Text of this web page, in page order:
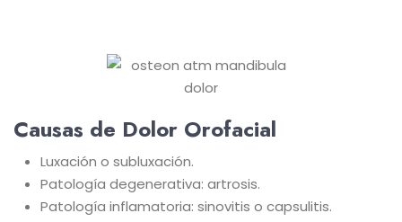
Causas de Dolor Orofacial
Luxación o subluxación.
Patología degenerativa: artrosis.
Patología inflamatoria: sinovitis o capsulitis.